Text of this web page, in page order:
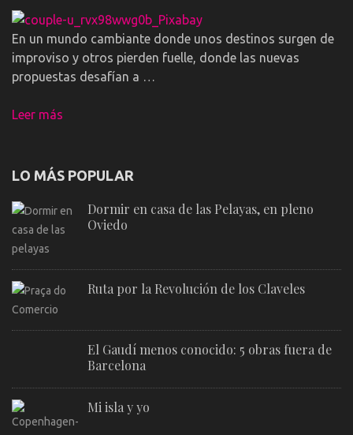
En un mundo cambiante donde unos destinos surgen de
improviso y otros pierden fuelle, donde las nuevas
propuestas desafían a …
Leer más
LO MÁS POPULAR
Dormir en casa de las Pelayas, en pleno
Oviedo
Ruta por la Revolución de los Claveles
El Gaudí menos conocido: 5 obras fuera de
Barcelona
Mi isla y yo